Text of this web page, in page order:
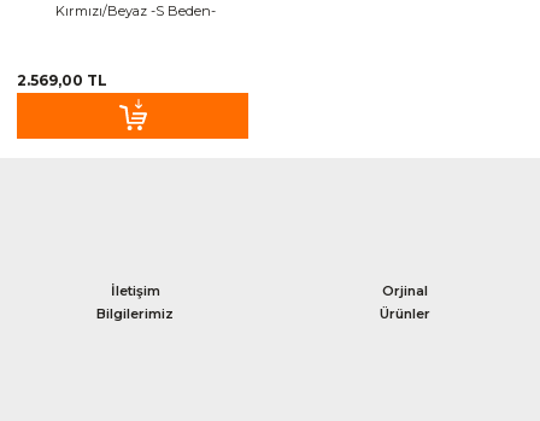
Kırmızı/Beyaz -S Beden-
2.569,00 TL
İletişim
Bilgilerimiz
Orjinal
Ürünler